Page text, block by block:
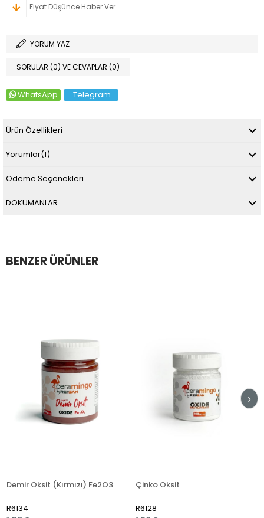
Fiyat Düşünce Haber Ver
YORUM YAZ
SORULAR (0) VE CEVAPLAR (0)
WhatsApp Telegram
Ürün Özellikleri
Yorumlar(1)
Ödeme Seçenekleri
DOKÜMANLAR
BENZER ÜRÜNLER
Oksit (Kırmızı) Fe2O3 Çinko Oksit
R6128